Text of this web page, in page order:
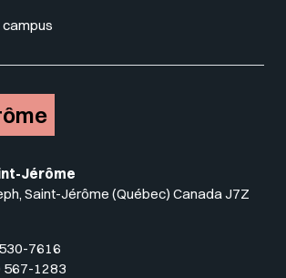
campus
Jérôme
Saint-Jérôme (Québec) Canada J7Z
7616
567-1283